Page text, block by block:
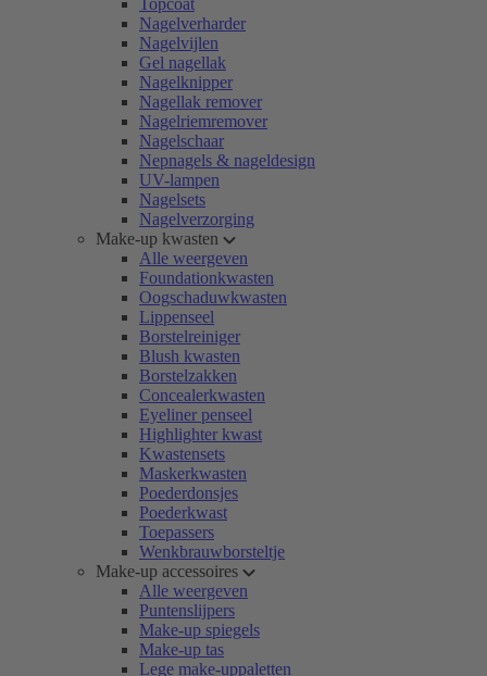
Topcoat
Nagelverharder
Nagelvijlen
Gel nagellak
Nagelknipper
Nagellak remover
Nagelriemremover
Nagelschaar
Nepnagels & nageldesign
UV-lampen
Nagelsets
Nagelverzorging
Make-up kwasten
Alle weergeven
Foundationkwasten
Oogschaduwkwasten
Lippenseel
Borstelreiniger
Blush kwasten
Borstelzakken
Concealerkwasten
Eyeliner penseel
Highlighter kwast
Kwastensets
Maskerkwasten
Poederdonsjes
Poederkwast
Toepassers
Wenkbrauwborsteltje
Make-up accessoires
Alle weergeven
Puntenslijpers
Make-up spiegels
Make-up tas
Lege make-uppaletten